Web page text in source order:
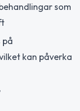
som
på
kan påverka